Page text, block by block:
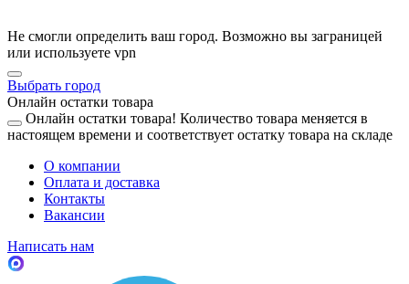
Не смогли определить ваш город. Возможно вы заграницей
или используете vpn
Выбрать город
Онлайн остатки товара
Онлайн остатки товара! Количество товара меняется в
настоящем времени и соответствует остатку товара на складе
О компании
Оплата и доставка
Контакты
Вакансии
Написать нам